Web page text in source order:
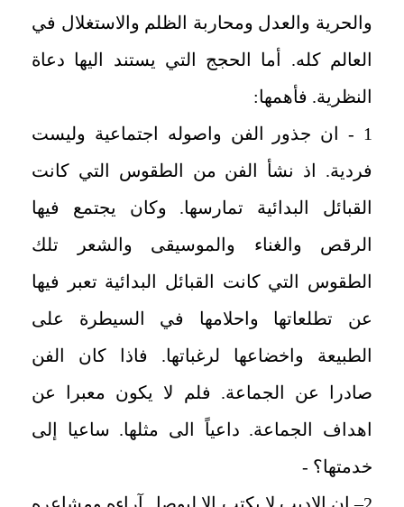
والحرية والعدل ومحاربة الظلم والاستغلال في
العالم كله. أما الحجج التي يستند اليها دعاة
النظرية. فأهمها:
1 - ان جذور الفن واصوله اجتماعية وليست
فردية. اذ نشأ الفن من الطقوس التي كانت
القبائل البدائية تمارسها. وكان يجتمع فيها
الرقص والغناء والموسيقى والشعر تلك
الطقوس التي كانت القبائل البدائية تعبر فيها
عن تطلعاتها واحلامها في السيطرة على
الطبيعة واخضاعها لرغباتها. فاذا كان الفن
صادرا عن الجماعة. فلم لا يكون معبرا عن
اهداف الجماعة. داعياً الى مثلها. ساعيا إلى
خدمتها؟ -